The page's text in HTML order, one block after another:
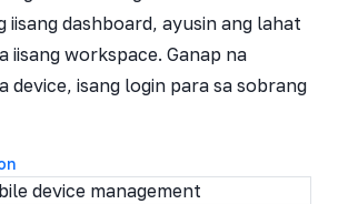
iisang dashboard, ayusin ang lahat
iisang workspace. Ganap na
device, isang login para sa sobrang
device management